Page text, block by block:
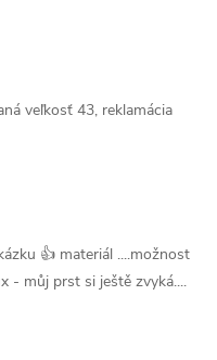
veľkosť 43, reklamácia
👍 materiál ....možnost
- můj prst si ještě zvyká....